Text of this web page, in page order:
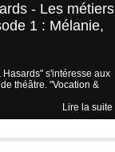
- Les métiers
1 : Mélanie,
Hasards" s'intéresse aux
théâtre. "Vocation &
Lire la suite